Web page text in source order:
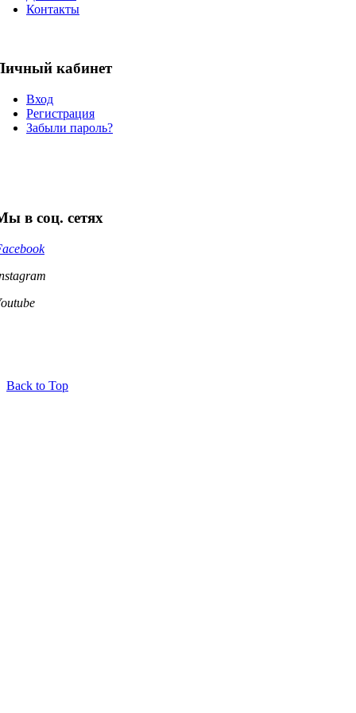
Контакты
кабинет
Вход
Регистрация
Забыли пароль?
в соц. сетях
Back to Top